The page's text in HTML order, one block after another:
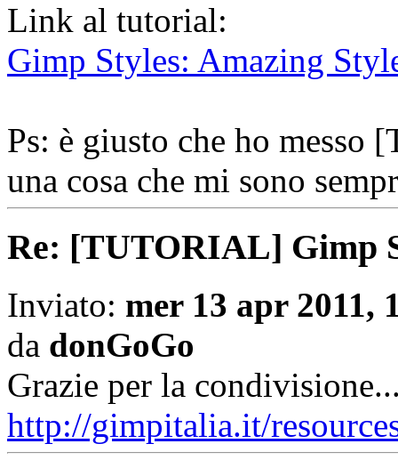
Link al tutorial:
Gimp Styles: Amazing
Ps: è giusto che ho messo
una cosa che mi sono
Re: [TUTORIAL] Gimp
Inviato: mer 13 apr 2011,
da donGoGo
Grazie per la
http://gimpitalia.it/